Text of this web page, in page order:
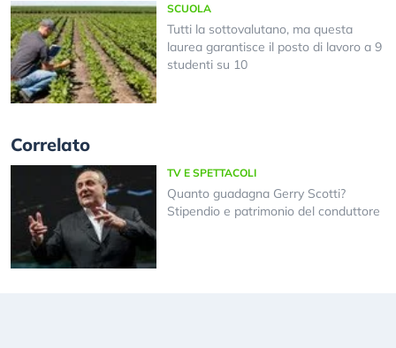
SCUOLA
Tutti la sottovalutano, ma questa
laurea garantisce il posto di lavoro a 9
studenti su 10
Correlato
TV E SPETTACOLI
Quanto guadagna Gerry Scotti?
Stipendio e patrimonio del conduttore